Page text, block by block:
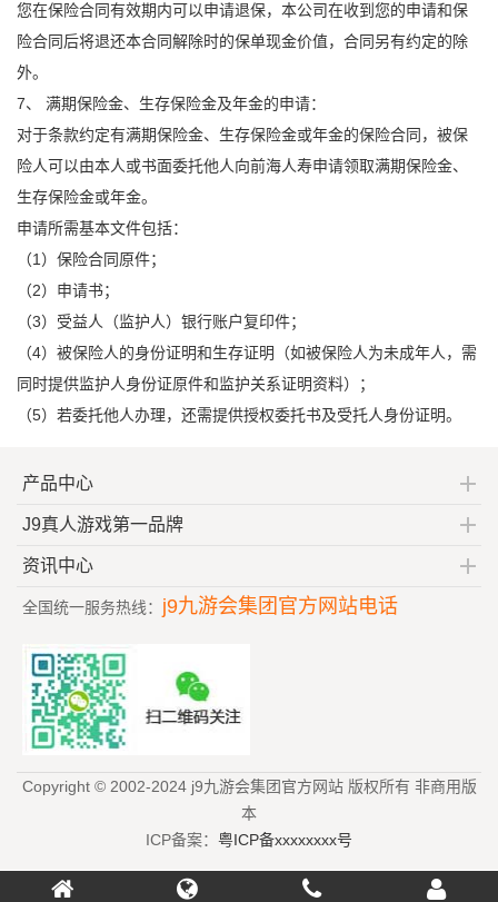
您在保险合同有效期内可以申请退保，本公司在收到您的申请和保
险合同后将退还本合同解除时的保单现金价值，合同另有约定的除
外。
7、 满期保险金、生存保险金及年金的申请：
对于条款约定有满期保险金、生存保险金或年金的保险合同，被保
险人可以由本人或书面委托他人向前海人寿申请领取满期保险金、
生存保险金或年金。
申请所需基本文件包括：
（1）保险合同原件；
（2）申请书；
（3）受益人（监护人）银行账户复印件；
（4）被保险人的身份证明和生存证明（如被保险人为未成年人，需
同时提供监护人身份证原件和监护关系证明资料）；
（5）若委托他人办理，还需提供授权委托书及受托人身份证明。
产品中心
J9真人游戏第一品牌
资讯中心
全国统一服务热线： j9九游会集团官方网站电话
Copyright © 2002-2024 j9九游会集团官方网站 版权所有 非商用版
本
ICP备案： 粤ICP备xxxxxxxx号